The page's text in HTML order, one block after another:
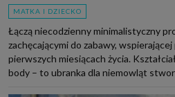
MATKA I DZIECKO
Łączą niecodzienny minimalistyczny
zachęcającymi do zabawy,
pierwszych miesiącach życia.
body – to ubranka dla niemowląt